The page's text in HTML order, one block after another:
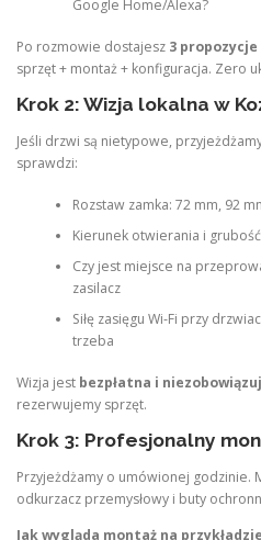
Google Home/Alexa?
Po rozmowie dostajesz 3
sprzęt + montaż + konfiguracja. Zero
Krok 2: Wizja lokalna w
Jeśli drzwi są nietypowe,
sprawdzi:
Rozstaw zamka: 72 mm, 92
Kierunek otwierania i grubość
Czy jest miejsce na
zasilacz
Siłę zasięgu Wi-Fi przy
trzeba
Wizja jest bezpłatna i
rezerwujemy sprzęt.
Krok 3: Profesjonalny
Przyjeżdżamy o umówionej godzinie.
odkurzacz przemysłowy i buty
Jak wygląda montaż na